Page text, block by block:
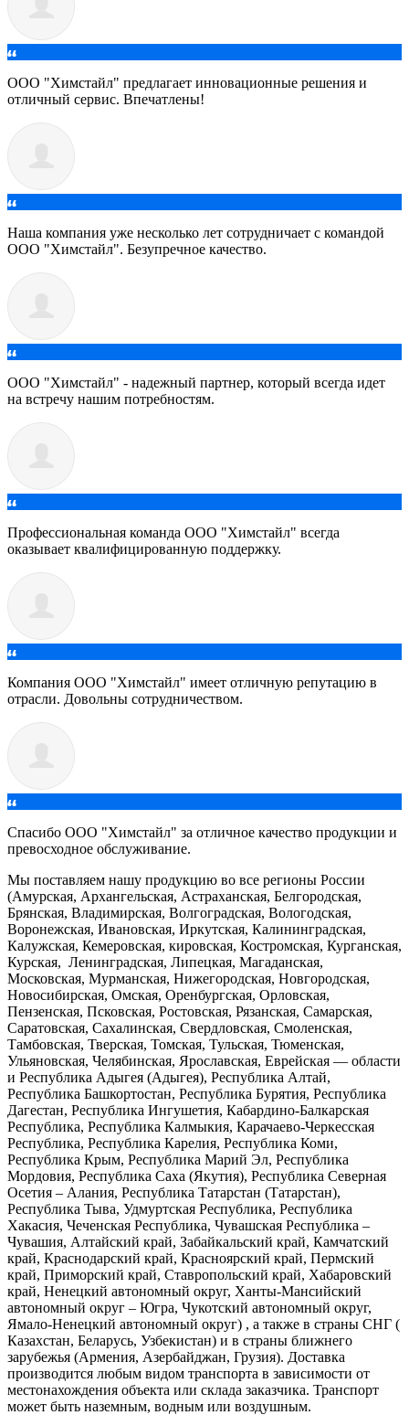
ООО "Химстайл" предлагает инновационные решения и
отличный сервис. Впечатлены!
Наша компания уже несколько лет сотрудничает с командой
ООО "Химстайл". Безупречное качество.
ООО "Химстайл" - надежный партнер, который всегда идет
на встречу нашим потребностям.
Профессиональная команда ООО "Химстайл" всегда
оказывает квалифицированную поддержку.
Компания ООО "Химстайл" имеет отличную репутацию в
отрасли. Довольны сотрудничеством.
Спасибо ООО "Химстайл" за отличное качество продукции и
превосходное обслуживание.
Мы поставляем нашу продукцию во все регионы России
(Амурская, Архангельская, Астраханская, Белгородская,
Брянская, Владимирская, Волгоградская, Вологодская,
Воронежская, Ивановская, Иркутская, Калининградская,
Калужская, Кемеровская, кировская, Костромская, Курганская,
Курская, Ленинградская, Липецкая, Магаданская,
Московская, Мурманская, Нижегородская, Новгородская,
Новосибирская, Омская, Оренбургская, Орловская,
Пензенская, Псковская, Ростовская, Рязанская, Самарская,
Саратовская, Сахалинская, Свердловская, Смоленская,
Тамбовская, Тверская, Томская, Тульская, Тюменская,
Ульяновская, Челябинская, Ярославская, Еврейская — области
и Республика Адыгея (Адыгея), Республика Алтай,
Республика Башкортостан, Республика Бурятия, Республика
Дагестан, Республика Ингушетия, Кабардино-Балкарская
Республика, Республика Калмыкия, Карачаево-Черкесская
Республика, Республика Карелия, Республика Коми,
Республика Крым, Республика Марий Эл, Республика
Мордовия, Республика Саха (Якутия), Республика Северная
Осетия – Алания, Республика Татарстан (Татарстан),
Республика Тыва, Удмуртская Республика, Республика
Хакасия, Чеченская Республика, Чувашская Республика –
Чувашия, Алтайский край, Забайкальский край, Камчатский
край, Краснодарский край, Красноярский край, Пермский
край, Приморский край, Ставропольский край, Хабаровский
край, Ненецкий автономный округ, Ханты-Мансийский
автономный округ – Югра, Чукотский автономный округ,
Ямало-Ненецкий автономный округ) , а также в страны СНГ (
Казахстан, Беларусь, Узбекистан) и в страны ближнего
зарубежья (Армения, Азербайджан, Грузия). Доставка
производится любым видом транспорта в зависимости от
местонахождения объекта или склада заказчика. Транспорт
может быть наземным, водным или воздушным.